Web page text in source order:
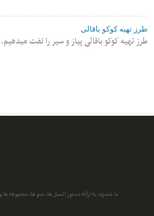
طرز تهیه کوکو باقالی
طرز تهیه کوکو باقالی پیاز و سیر را تفت
ما متعهد به ارائه دستور العمل ها، منو ها، مجموعه